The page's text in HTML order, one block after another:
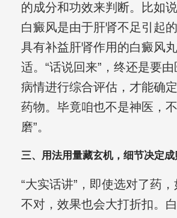
的成分和功效来判断。比如
白癜风是由于肝肾不足引起
具有补益肝肾作用的白癜风
适。“话说回来”，终还是要
病情进行综合评估，才能确
药物。毕竟咱也不是神医，
磨”。
三、用法用量藏玄机，细节决定成
“大实话讲”，即使选对了药
不对，效果也会大打折扣。